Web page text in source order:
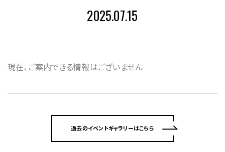
2025.07.15
現在、ご案内できる情報はございません
過去のイベントギャラリーはこちら